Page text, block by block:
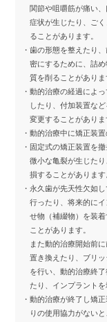
関節や咀嚼筋が痛い
症状が生じたり、ご
ることがあります。
・歯の形態を整えたり
密にするために、詰
質を削ることがありま
・動的治療の経過によ
したり、付加装置な
変更することがありま
・動的治療中に矯正装
・固定式の矯正装置を
微小な亀裂が生じた
損することがあります
・永久歯が先天性欠如
行ったり、将来的に
せ物（補綴物）を装
ことがあります。
また動的治療開始前
置き換えたり、ブリ
を行い、動的治療終
たり、インプラント
・動的治療が終了し矯
りの使用協力がない